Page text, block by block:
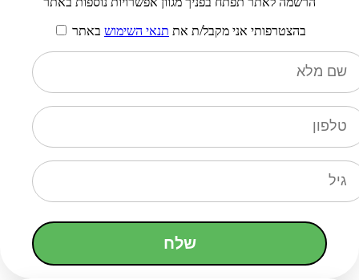
בהצטרפותי אני מקבל/ת את תנאי השימוש באתר
שלח